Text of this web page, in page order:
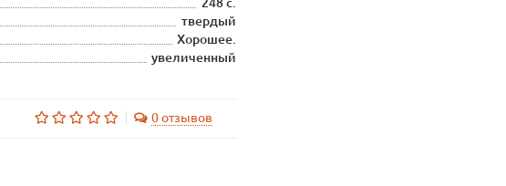
твердый
Хорошее.
увеличенный
0 отзывов